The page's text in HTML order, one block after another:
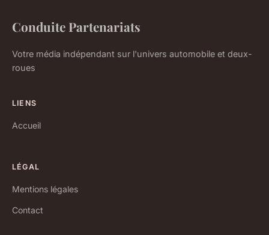
Conduite Partenariats
Votre média indépendant sur l'univers automobile et deux-
roues
LIENS
Accueil
LÉGAL
Mentions légales
Contact